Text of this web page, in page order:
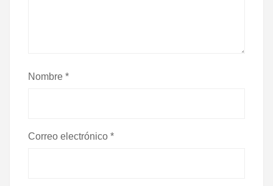
Nombre *
Correo electrónico *